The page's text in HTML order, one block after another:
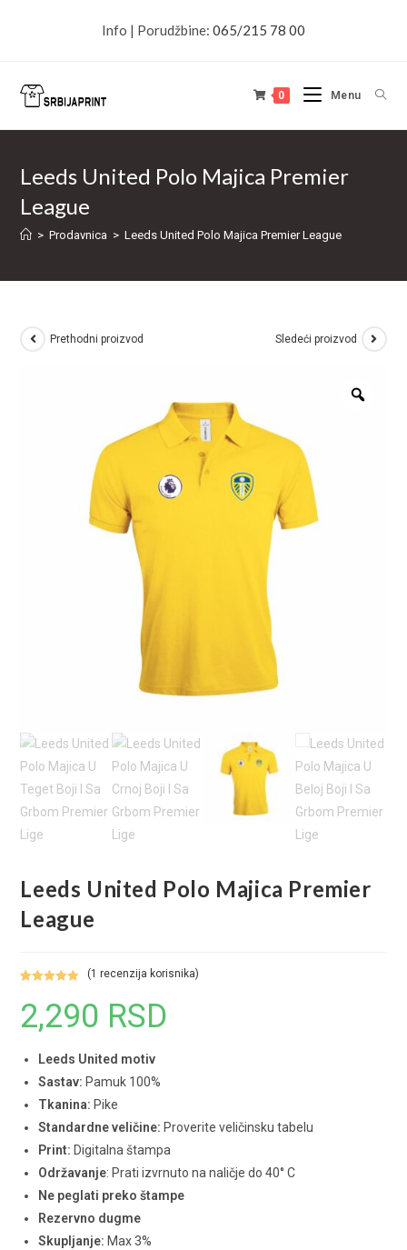
Info | Porudžbine: 065/215 78 00
0 Menu
Leeds United Polo Majica Premier
League
> Prodavnica > Leeds United Polo Majica Premier League
Prethodni proizvod Sledeći proizvod
Leeds United Polo Majica Premier
League
5.00
od 5 na
osnovu
(1 recenzija korisnika)
2,290 RSD
Leeds United motiv
Sastav: Pamuk 100%
Tkanina: Pike
Standardne veličine: Proverite veličinsku tabelu
Print: Digitalna štampa
Održavanje: Prati izvrnuto na naličje do 40° C
Ne peglati preko štampe
Rezervno dugme
Skupljanje: Max 3%